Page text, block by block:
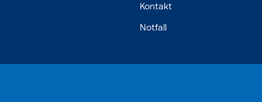
Kontakt
Notfall